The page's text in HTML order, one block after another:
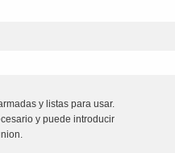
y listas para usar.
y puede introducir